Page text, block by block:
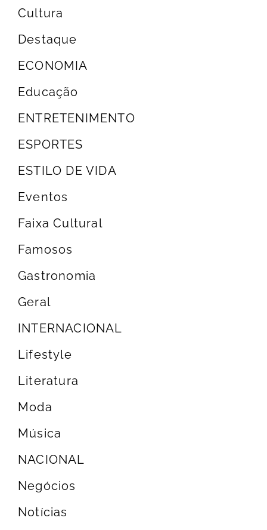
Cultura
Destaque
ECONOMIA
Educação
ENTRETENIMENTO
ESPORTES
ESTILO DE VIDA
Eventos
Faixa Cultural
Famosos
Gastronomia
Geral
INTERNACIONAL
Lifestyle
Literatura
Moda
Música
NACIONAL
Negócios
Notícias